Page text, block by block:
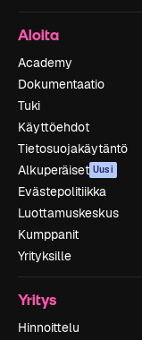
Aloita
Academy
Dokumentaatio
Tuki
Käyttöehdot
Tietosuojakäytäntö
Alkuperäiset Uusi
Evästepolitiikka
Luottamuskeskus
Kumppanit
Yrityksille
Yritys
Hinnoittelu